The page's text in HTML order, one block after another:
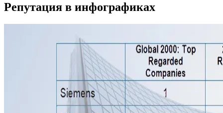
Репутация в инфографиках